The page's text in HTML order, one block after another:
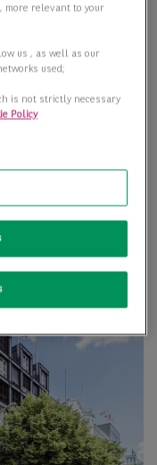
more relevant to your
us , as well as our
used;
is not strictly necessary
Policy